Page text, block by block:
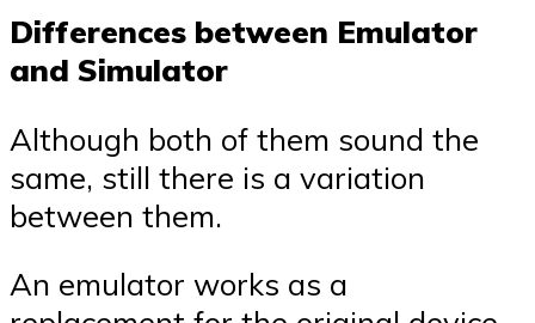
Differences between Emulator
and Simulator
Although both of them sound the
same, still there is a variation
between them.
An emulator works as a